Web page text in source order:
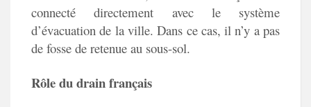
connecté directement avec le système
d’évacuation de la ville. Dans ce cas, il n’y a pas
de fosse de retenue au sous-sol.
Rôle du drain français